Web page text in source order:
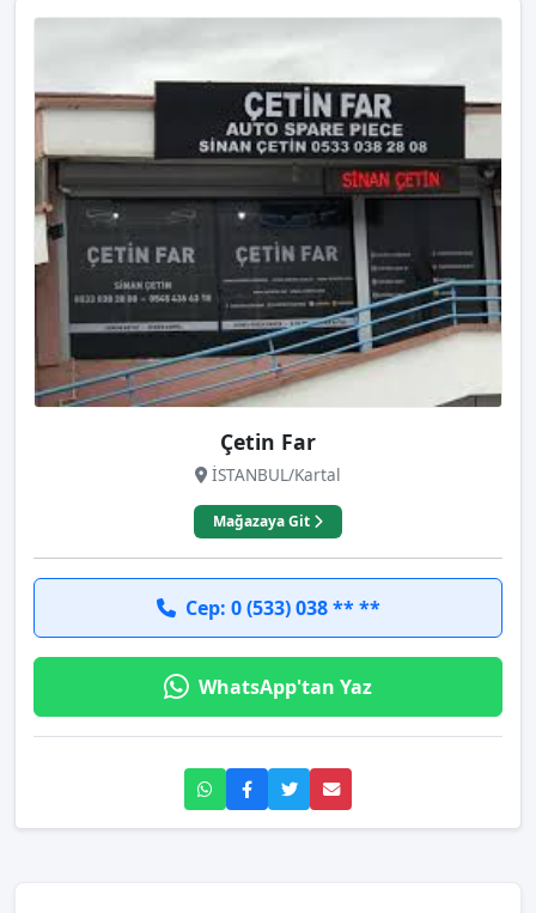
Çetin Far
İSTANBUL/Kartal
Mağazaya Git
Cep: 0 (533) 038 ** **
WhatsApp'tan Yaz